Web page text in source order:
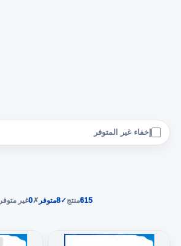
إخفاء غير المتوفر
615منتج✓
8متوفر ✗
0غير متوفر